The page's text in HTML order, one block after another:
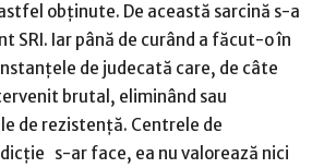
obținute. De această sarcină s-a
SRI. Iar până de curând a făcut-o în
de judecată care, de câte
brutal, eliminând sau
de rezistență. Centrele de
s-ar face, ea nu valorează nici